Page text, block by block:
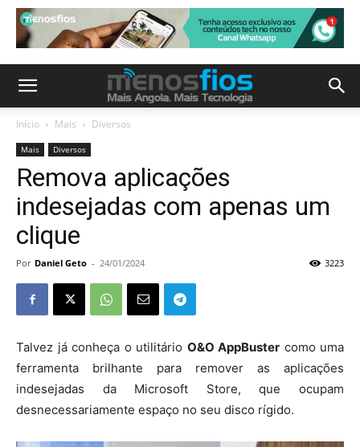
Início Mais Diversos
Mais Diversos
Remova aplicações
indesejadas com apenas um
clique
Por Daniel Geto - 24/01/2024 3223
Talvez já conheça o utilitário O&O AppBuster como uma
ferramenta brilhante para remover as aplicações
indesejadas da Microsoft Store, que ocupam
desnecessariamente espaço no seu disco rígido.